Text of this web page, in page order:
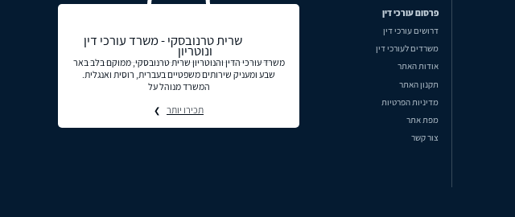
פרסום עורכי דין
דרושים עורכי דין
משרדים לעורכי דין
אודות האתר
תקנון האתר
מדיניות הפרטיות
מפת אתר
צור קשר
שרית טרנובסקי - משרד עורכי דין
ונוטריון
משרד עורכי הדין והנוטריון שרית טרנובסקי, ממוקם בלב באר
שבע ומעניק שירותים משפטיים בעברית, רוסית ואנגלית.
המשרד מנוהל על
תכירו יותר